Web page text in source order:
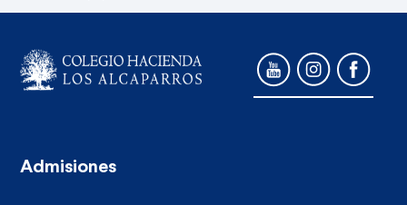
Admisiones